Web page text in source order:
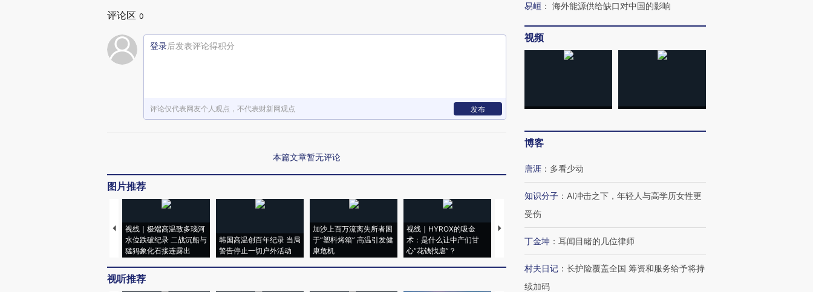
评论区 0
登录后发表评论得积分
评论仅代表网友个人观点，不代表财新网观点 发布
本篇文章暂无评论
图片推荐
视线｜极端高温致多瑙河
水位跌破纪录 二战沉船与
猛犸象化石接连露出
韩国高温创百年纪录 当局
警告停止一切户外活动
加沙上百万流离失所者困
于“塑料烤箱” 高温引发健
康危机
视线｜HYROX的吸金
术：是什么让中产们甘
心“花钱找虐”？
马航飞行员跨国走私7万
粒摇头丸 尿检体内含3种
视线｜被称为“蟑螂”的印
度Z世代 用街头抗争将教
视线｜“入侵”还是“人道危
视听推荐
易峘 ： 海外能源供给缺口对中国的影响
视频
博客
唐涯 ： 多看少动
知识分子 ： AI冲击之下，年轻人与高学历女性更
受伤
丁金坤 ： 耳闻目睹的几位律师
村夫日记 ： 长护险覆盖全国 筹资和服务给予将持
续加码